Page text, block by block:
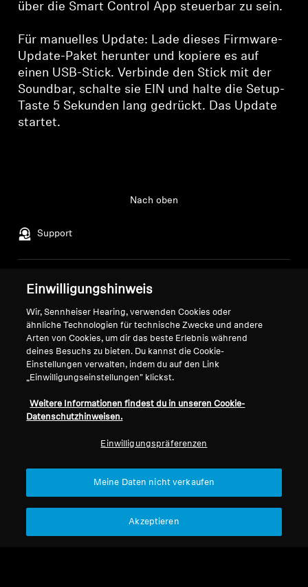
über die Smart Control App steuerbar zu sein.
Für manuelles Update: Lade dieses Firmware-
Update-Paket herunter und kopiere es auf
einen USB-Stick. Verbinde den Stick mit der
Soundbar, schalte sie EIN und halte die Setup-
Taste 5 Sekunden lang gedrückt. Das Update
startet.
Support
Nach oben
Impressum
Vertrag widerrufen
Globale Datenschutzrichtlinie
Allgemeine
Geschäftsbedingungen für
Koordinierte Richtlinie zur
Offenlegung von Schwachstellen
Karriere bei Sonova
Pressekontakte
Sennheiser Consumer
Impressum Cookie-Einstellungen
© 2026 Sonova Consumer Hearing GmbH
Einwilligungshinweis
Wir, Sennheiser Hearing, verwenden Cookies oder
ähnliche Technologien für technische Zwecke und andere
Arten von Cookies, um dir das beste Erlebnis während
deines Besuchs zu bieten. Du kannst die Cookie-
Einstellungen verwalten, indem du auf den Link
„Einwilligungseinstellungen" klickst.
Weitere Informationen findest du in unseren Cookie-
Datenschutzhinweisen.
Einwilligungspräferenzen
Meine Daten nicht verkaufen
Akzeptieren